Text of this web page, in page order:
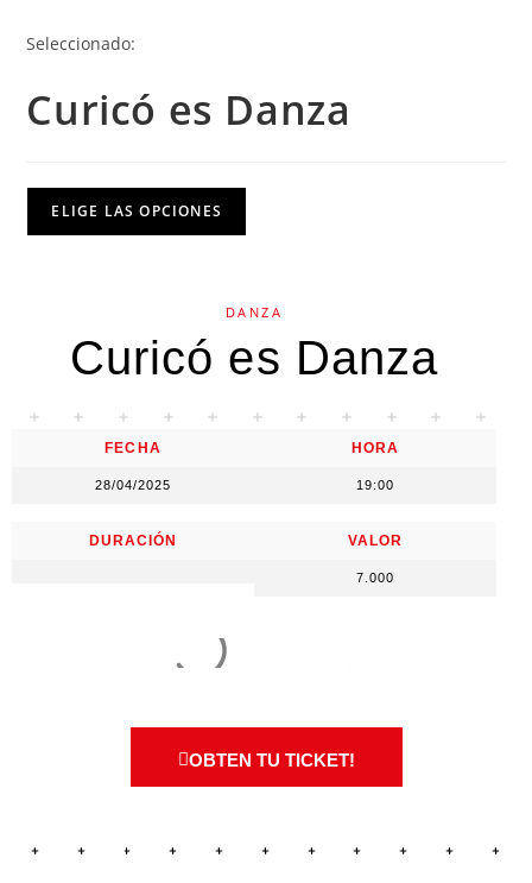
Seleccionado:
Curicó es Danza
ELIGE LAS OPCIONES
DANZA
Curicó es Danza
FECHA
28/04/2025
HORA
19:00
DURACIÓN VALOR
7.000
OBTEN TU TICKET!